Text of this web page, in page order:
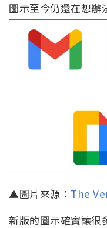
圖示至今仍還在想辦
▲圖片來源： The
新版的圖示確實讓